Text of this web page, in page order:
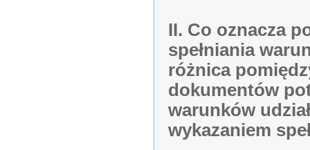
II. Co oznacza
spełniania
różnica
dokumentów
warunków
wykazaniem